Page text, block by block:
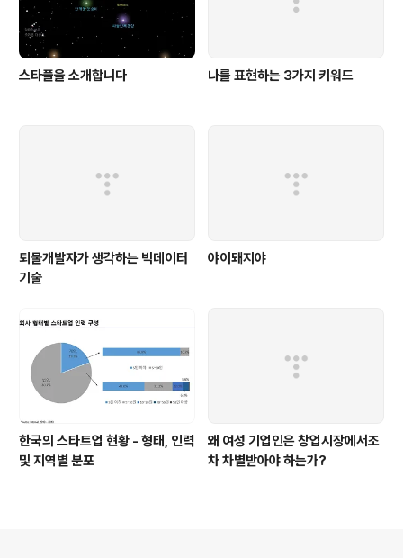
스타플을 소개합니다 나를 표현하는 3가지 키워드
퇴물개발자가 생각하는 빅데이터
기술
야이돼지야
한국의 스타트업 현황 - 형태, 인력
및 지역별 분포
왜 여성 기업인은 창업시장에서조
차 차별받아야 하는가?